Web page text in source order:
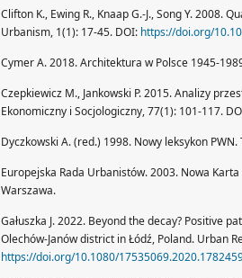
Clifton K., Ewing R., Knaap G.-J., Song Y.
Urbanism, 1(1): 17-45. DOI: https://doi.org/
Cymer A. 2018. Architektura w Polsce 1945-
Czepkiewicz M., Jankowski P. 2015. Analizy
Ekonomiczny i Socjologiczny, 77(1): 101-117.
Dyczkowski A. (red.) 1998. Nowy leksykon
Europejska Rada Urbanistów. 2003. Nowa
Warszawa.
Gałuszka J. 2022. Beyond the decay? Positive
Olechów-Janów district in Łódź, Poland. Urban
https://doi.org/10.1080/